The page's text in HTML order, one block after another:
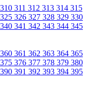
310 311 312 313 314 315
325 326 327 328 329 330
340 341 342 343 344 345
360 361 362 363 364 365
375 376 377 378 379 380
390 391 392 393 394 395